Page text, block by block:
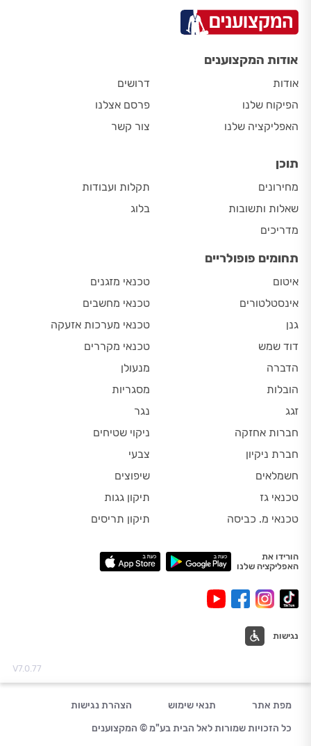
אודות המקצוענים
אודות
הפיקוח שלנו
האפליקציה שלנו
דרושים
פרסם אצלנו
צור קשר
תוכן
מחירונים
שאלות ותשובות
מדריכים
תקלות ועבודות
בלוג
תחומים פופולריים
איטום
אינסטלטורים
גנן
דוד שמש
הדברה
הובלות
זגג
חברות אחזקה
חברת ניקיון
חשמלאים
טכנאי גז
טכנאי מ. כביסה
טכנאי מזגנים
טכנאי מחשבים
טכנאי מערכות אזעקה
טכנאי מקררים
מנעולן
מסגריות
נגר
ניקוי שטיחים
צבעי
שיפוצים
תיקון גגות
תיקון תריסים
הורידו את
האפליקציה שלנו
נגישות
V7.0.77
מפת אתר תנאי שימוש
הצהרת נגישות
כל הזכויות שמורות לאל הבית בע"מ © המקצוענים